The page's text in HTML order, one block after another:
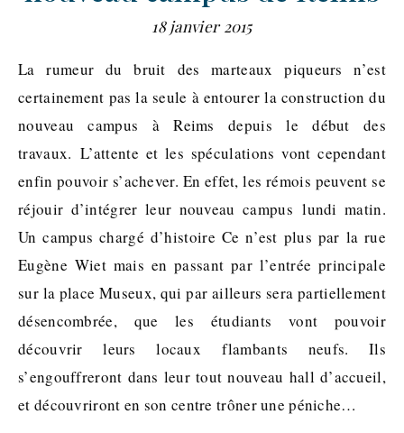
18 janvier 2015
La rumeur du bruit des marteaux piqueurs n’est
certainement pas la seule à entourer la construction du
nouveau campus à Reims depuis le début des
travaux. L’attente et les spéculations vont cependant
enfin pouvoir s’achever. En effet, les rémois peuvent se
réjouir d’intégrer leur nouveau campus lundi matin.
Un campus chargé d’histoire Ce n’est plus par la rue
Eugène Wiet mais en passant par l’entrée principale
sur la place Museux, qui par ailleurs sera partiellement
désencombrée, que les étudiants vont pouvoir
découvrir leurs locaux flambants neufs. Ils
s’engouffreront dans leur tout nouveau hall d’accueil,
et découvriront en son centre trôner une péniche…